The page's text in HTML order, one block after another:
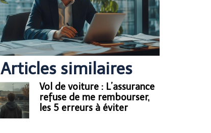
Articles similaires
Vol de voiture : L’assurance
refuse de me rembourser,
les 5 erreurs à éviter